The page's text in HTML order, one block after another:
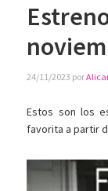
24/11/2023 por
Estos son los
favorita a partir